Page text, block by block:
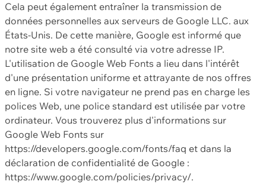
Cela peut également entraîner la transmission de
données personnelles aux serveurs de Google LLC. aux
États-Unis. De cette manière, Google est informé que
notre site web a été consulté via votre adresse IP.
L'utilisation de Google Web Fonts a lieu dans l'intérêt
d'une présentation uniforme et attrayante de nos offres
en ligne. Si votre navigateur ne prend pas en charge les
polices Web, une police standard est utilisée par votre
ordinateur. Vous trouverez plus d'informations sur
Google Web Fonts sur
https://developers.google.com/fonts/faq et dans la
déclaration de confidentialité de Google :
https://www.google.com/policies/privacy/.